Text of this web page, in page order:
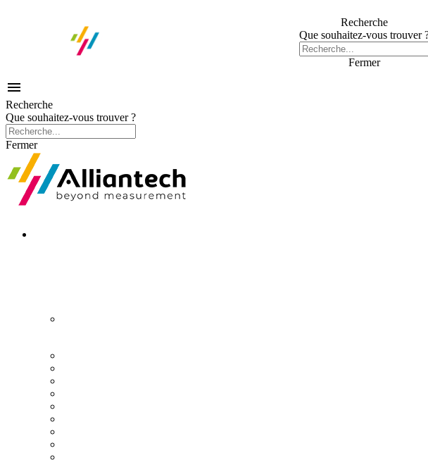
Recherche
Que souhaitez-vous trouver
Fermer

Recherche
Que souhaitez-vous trouver ?
Fermer